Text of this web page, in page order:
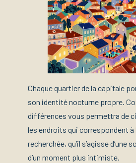
Chaque quartier de la capitale
son identité nocturne propre.
différences vous permettra de
les endroits qui correspondent à
recherchée, qu’il s’agisse d’une
d’un moment plus intimiste.